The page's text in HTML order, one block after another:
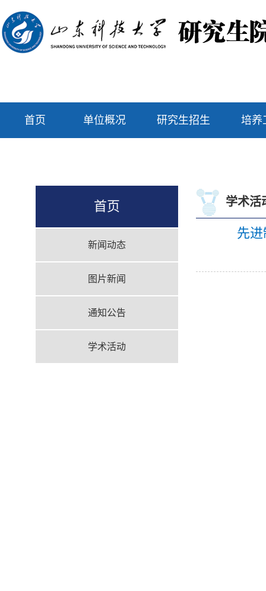
首页 单位概况 研究生招生 培养
首页
新闻动态
图片新闻
通知公告
学术活动
学术活
先